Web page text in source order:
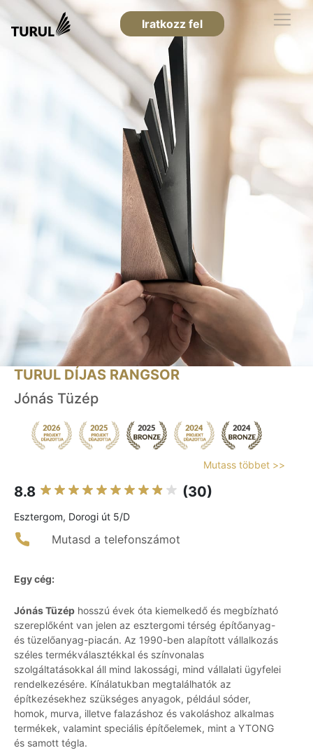
Iratkozz fel
TURUL DÍJAS RANGSOR
Jónás Tüzép
Mutass többet >>
8.8 (30)
Esztergom, Dorogi út 5/D
Mutasd a telefonszámot
Egy cég:
Jónás Tüzép hosszú évek óta kiemelkedő és megbízható
szereplőként van jelen az esztergomi térség építőanyag-
és tüzelőanyag-piacán. Az 1990-ben alapított vállalkozás
széles termékválasztékkal és színvonalas
szolgáltatásokkal áll mind lakossági, mind vállalati ügyfelei
rendelkezésére. Kínálatukban megtalálhatók az
építkezésekhez szükséges anyagok, például sóder,
homok, murva, illetve falazáshoz és vakoláshoz alkalmas
termékek, valamint speciális építőelemek, mint a YTONG
és samott tégla.